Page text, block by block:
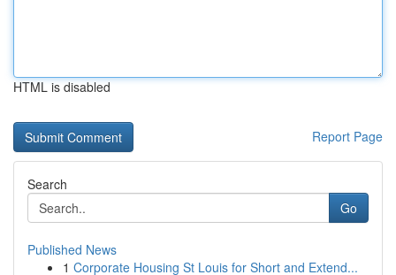
HTML is disabled
Report Page
Search
Go
Published News
1 Corporate Housing St Louis for Short and Extend...